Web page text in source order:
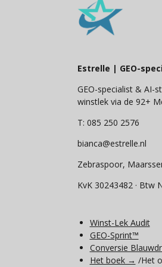
Estrelle | GEO-
GEO-specialist & AI-
winstlek via de 92+
T: 085 250 2576
bianca@estrelle.nl
Zebraspoor,
KvK 30243482 · Btw
Winst-Lek Audit
GEO-Sprint™
Conversie
Het boek → /Het